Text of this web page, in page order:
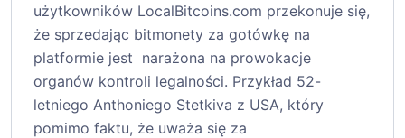
użytkowników LocalBitcoins.com przekonuje się,
że sprzedając bitmonety za gotówkę na
platformie jest narażona na prowokacje
organów kontroli legalności. Przykład 52-
letniego Anthoniego Stetkiva z USA, który
pomimo faktu, że uważa się za